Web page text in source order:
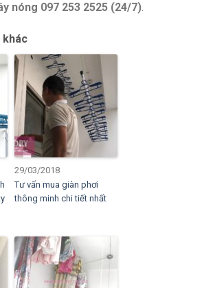
nóng 097 253 2525 (24/7).
khác
29/03/2018
Tư vấn mua giàn phơi
thông minh chi tiết nhất